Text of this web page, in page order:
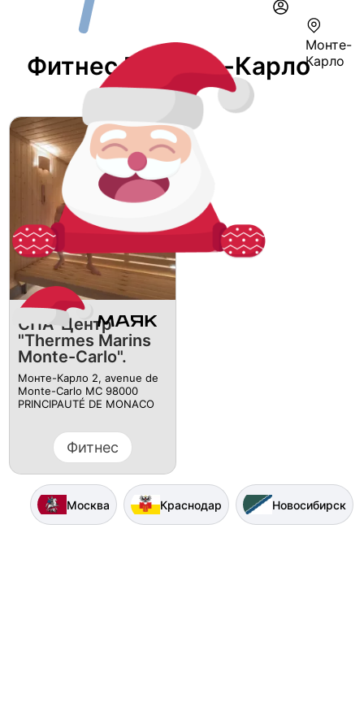
Монте-
Карло
Фитнес В Монте-Карло
СПА-Центр
"Thermes Marins
Monte-Carlo".
Монте-Карло 2, avenue de
Monte-Carlo MC 98000
PRINCIPAUTÉ DE MONACO
Фитнес
Москва Краснодар Новосибирск